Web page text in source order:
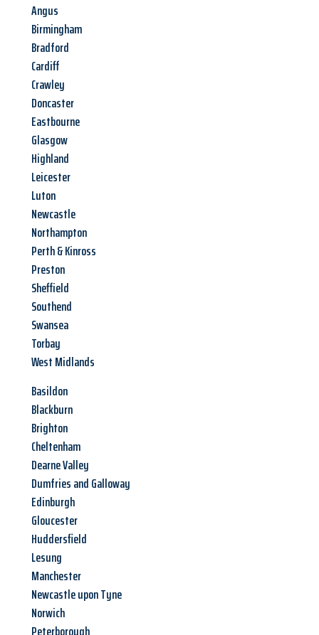
Angus
Birmingham
Bradford
Cardiff
Crawley
Doncaster
Eastbourne
Glasgow
Highland
Leicester
Luton
Newcastle
Northampton
Perth & Kinross
Preston
Sheffield
Southend
Swansea
Torbay
West Midlands
Basildon
Blackburn
Brighton
Cheltenham
Dearne Valley
Dumfries and Galloway
Edinburgh
Gloucester
Huddersfield
Lesung
Manchester
Newcastle upon Tyne
Norwich